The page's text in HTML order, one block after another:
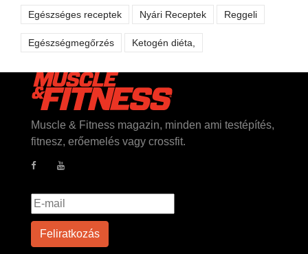
Egészséges receptek Nyári Receptek Reggeli
Egészségmegőrzés Ketogén diéta,
Muscle & Fitness magazin, minden ami testépítés,
fitnesz, erőemelés vagy crossfit.